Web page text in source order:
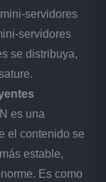
servidores
servidores
se distribuya,
es una
el contenido se
estable,
Es como